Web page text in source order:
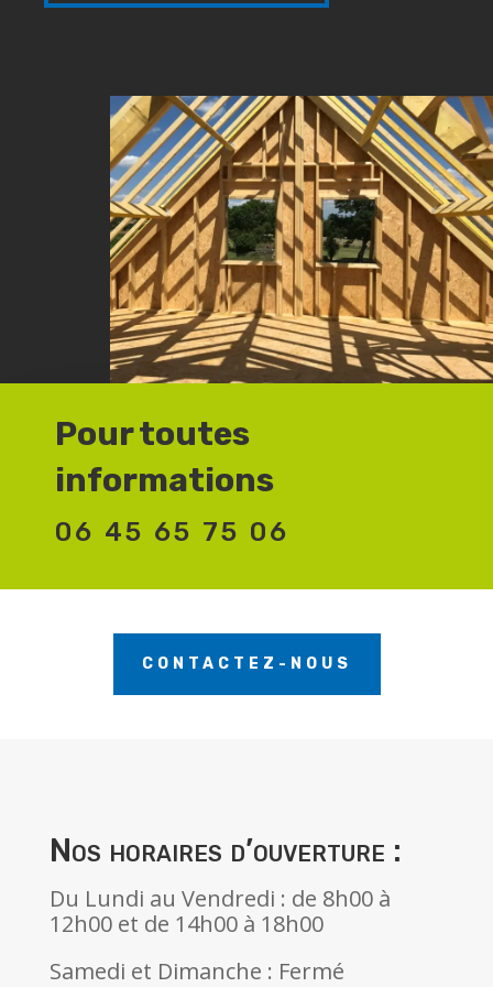
Pour toutes
informations
06 45 65 75 06
CONTACTEZ-NOUS
Nos horaires d’ouverture :
Du Lundi au Vendredi : de 8h00 à
12h00 et de 14h00 à 18h00
Samedi et Dimanche : Fermé